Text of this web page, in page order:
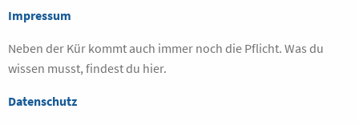
Impressum
Neben der Kür kommt auch immer noch die Pflicht. Was du
wissen musst, findest du hier.
Datenschutz